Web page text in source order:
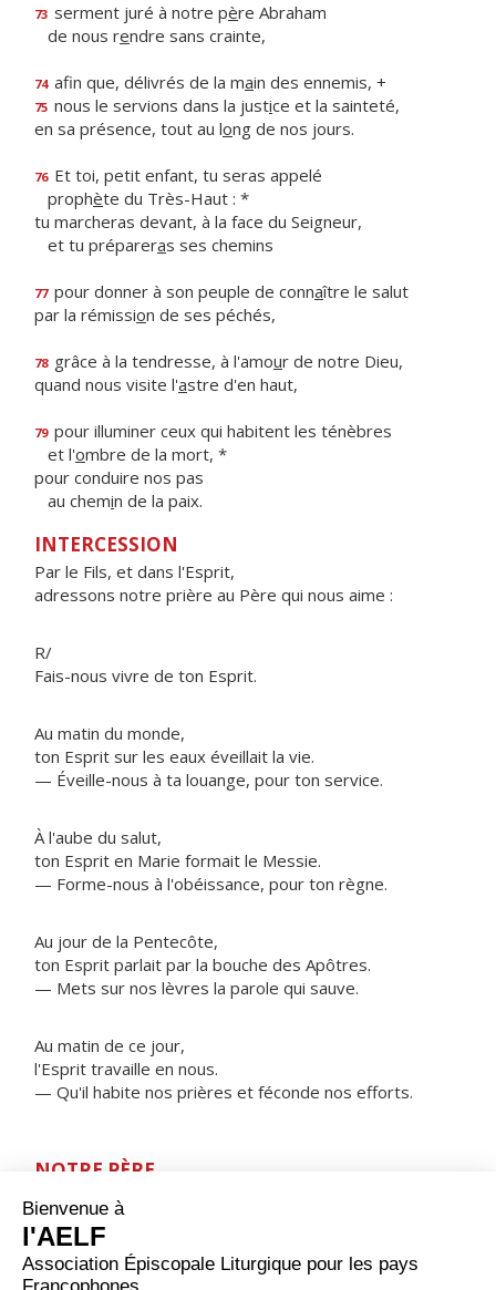
73 serment juré à notre père Abraham
de nous rendre sans crainte,
74 afin que, délivrés de la main des ennemis, +
75 nous le servions dans la justice et la sainteté,
en sa présence, tout au long de nos jours.
76 Et toi, petit enfant, tu seras appelé
prophète du Très-Haut : *
tu marcheras devant, à la face du Seigneur,
et tu prépareras ses chemins
77 pour donner à son peuple de connaître le salut
par la rémission de ses péchés,
78 grâce à la tendresse, à l'amour de notre Dieu,
quand nous visite l'astre d'en haut,
79 pour illuminer ceux qui habitent les ténèbres
et l'ombre de la mort, *
pour conduire nos pas
au chemin de la paix.
INTERCESSION
Par le Fils, et dans l'Esprit,
adressons notre prière au Père qui nous aime :
R/
Fais-nous vivre de ton Esprit.
Au matin du monde,
ton Esprit sur les eaux éveillait la vie.
— Éveille-nous à ta louange, pour ton service.
À l'aube du salut,
ton Esprit en Marie formait le Messie.
— Forme-nous à l'obéissance, pour ton règne.
Au jour de la Pentecôte,
ton Esprit parlait par la bouche des Apôtres.
— Mets sur nos lèvres la parole qui sauve.
Au matin de ce jour,
l'Esprit travaille en nous.
— Qu'il habite nos prières et féconde nos efforts.
NOTRE PÈRE
ORAISON
Seigneur, tu ouvres à ceux qui t'aiment les richesses de
ton Esprit Saint, et tu fais grandir en eux ta propre vie
en leur donnant part au corps de ton Fils ; aide-les à se